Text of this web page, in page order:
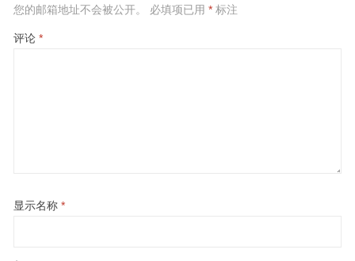
您的邮箱地址不会被公开。 必填项已用 *标注
评论 *
显示名称 *